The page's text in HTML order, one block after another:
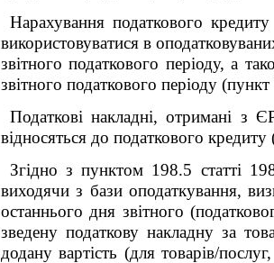
Нарахування податкового
використовуватися в
звітного податкового періоду, а
звітного податкового періоду
Податкові накладні, отримані з
відносяться до податкового
Згідно з пунктом 198.5 статті
виходячи з бази оподаткування,
останнього дня звітного
зведену податкову накладну за
додану вартість (для товарів/